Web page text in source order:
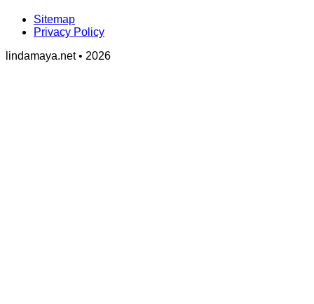
Sitemap
Privacy Policy
lindamaya.net • 2026